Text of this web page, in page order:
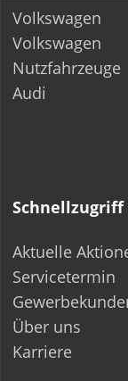
Volkswagen
Volkswagen
Nutzfahrzeuge
Audi
Schnellzugriff
Aktuelle
Servicetermin
Über uns
Karriere